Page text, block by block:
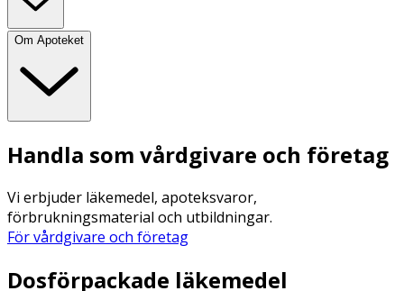
Om Apoteket
Handla som vårdgivare och företag
Vi erbjuder läkemedel, apoteksvaror,
förbrukningsmaterial och utbildningar.
För vårdgivare och företag
Dosförpackade läkemedel